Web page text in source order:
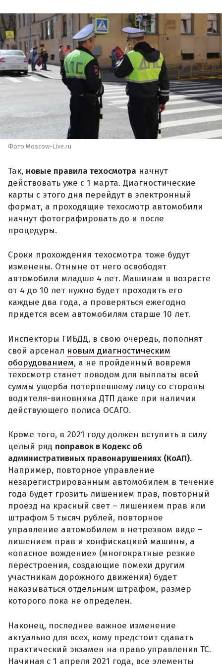
Фото Moscow-Live.ru
Так, новые правила техосмотра начнут
действовать уже с 1 марта. Диагностические
карты с этого дня перейдут в электронный
формат, а проходящие техосмотр автомобили
начнут фотографировать до и после
процедуры.
Сроки прохождения техосмотра тоже будут
изменены. Отныне от него освободят
автомобили младше 4 лет. Машинам в возрасте
от 4 до 10 лет нужно будет проходить его
каждые два года, а проверяться ежегодно
придется всем автомобилям старше 10 лет.
Инспекторы ГИБДД, в свою очередь, пополнят
свой арсенал новым диагностическим
оборудованием, а не пройденный вовремя
техосмотр станет поводом для выплаты всей
суммы ущерба потерпевшему лицу со стороны
водителя-виновника ДТП даже при наличии
действующего полиса ОСАГО.
Кроме того, в 2021 году должен вступить в силу
целый ряд поправок в Кодекс об
административных правонарушениях (КоАП).
Например, повторное управление
незарегистрированным автомобилем в течение
года будет грозить лишением прав, повторный
проезд на красный свет – лишением прав или
штрафом 5 тысяч рублей, повторное
управление автомобилем в нетрезвом виде –
лишением прав и конфискацией машины, а
«опасное вождение» (многократные резкие
перестроения, создающие помехи другим
участникам дорожного движения) будет
наказываться отдельным штрафом, размер
которого пока не определен.
Наконец, последнее важное изменение
актуально для всех, кому предстоит сдавать
практический экзамен на право управления ТС.
Начиная с 1 апреля 2021 года, все элементы